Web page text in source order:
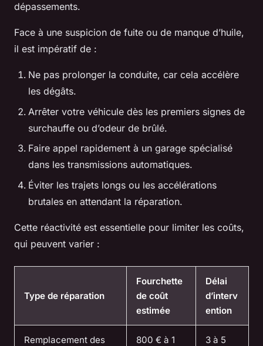
dépassements.
Face à une suspicion de fuite ou de manque d’huile,
il est impératif de :
Ne pas prolonger la conduite, car cela accélère
les dégâts.
Arrêter votre véhicule dès les premiers signes de
surchauffe ou d’odeur de brûlé.
Faire appel rapidement à un garage spécialisé
dans les transmissions automatiques.
Éviter les trajets longs ou les accélérations
brutales en attendant la réparation.
Cette réactivité est essentielle pour limiter les coûts,
qui peuvent varier :
Type de réparation
Fourchette
de coût
estimée
Délai
d’interv
ention
Remplacement des
800 € à 1
3 à 5